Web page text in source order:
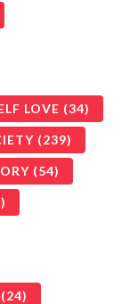
LOVE (34)
(239)
(54)
(24)